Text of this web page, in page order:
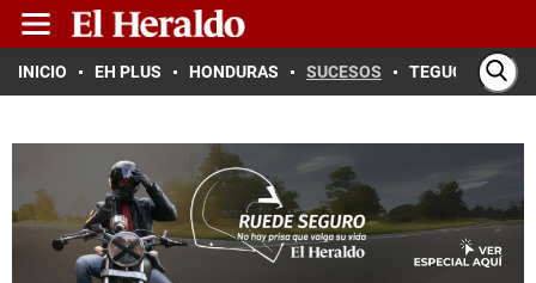
INICIO EH PLUS HONDURAS SUCESOS TEGUCIGALPA